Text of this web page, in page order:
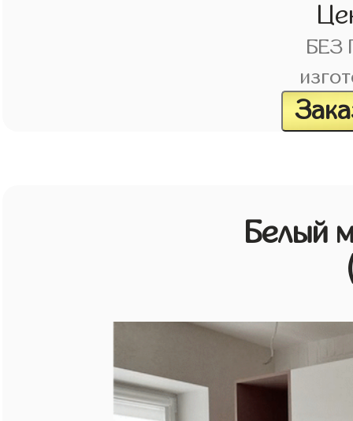
БЕЗ
Белый